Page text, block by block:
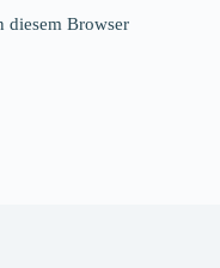
diesem Browser